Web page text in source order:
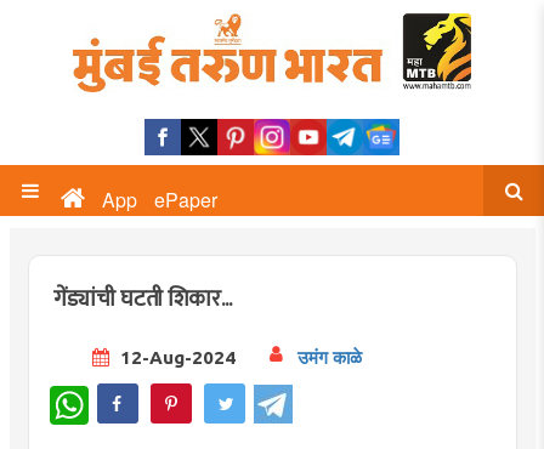
App ePaper
गेंड्यांची घटती शिकार...
12-Aug-2024 उमंग काळे
WhatsApp